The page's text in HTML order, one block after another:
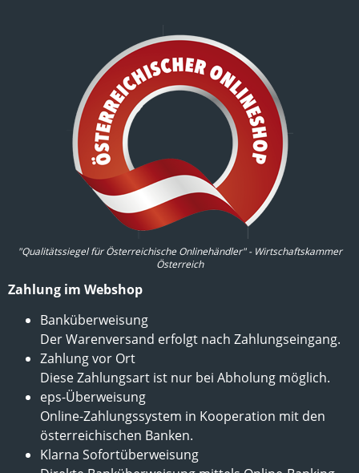
"Qualitätssiegel für Österreichische Onlinehändler" - Wirtschaftskammer
Österreich
Zahlung im Webshop
Banküberweisung
Der Warenversand erfolgt nach Zahlungseingang.
Zahlung vor Ort
Diese Zahlungsart ist nur bei Abholung möglich.
eps-Überweisung
Online-Zahlungssystem in Kooperation mit den
österreichischen Banken.
Klarna Sofortüberweisung